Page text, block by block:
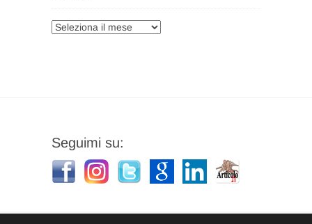
Archivi
Seguimi su: